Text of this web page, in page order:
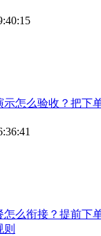
示怎么验收？把下
怎么衔接？提前下